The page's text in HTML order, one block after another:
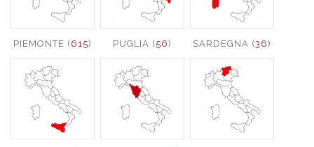
PIEMONTE (615) PUGLIA (56) SARDEGNA (36)